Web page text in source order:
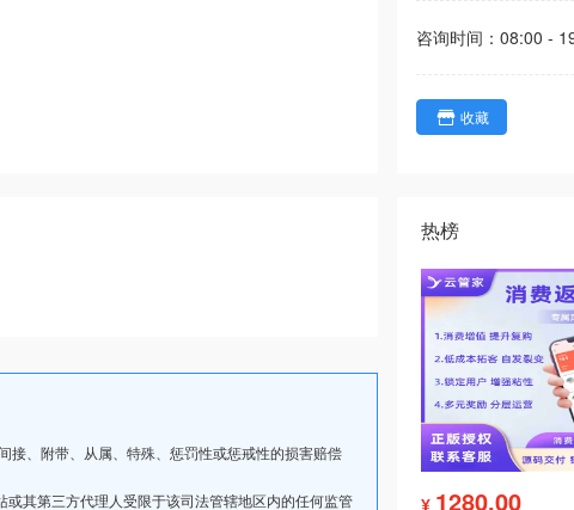
咨询时间： 08:00 -
收藏
接、附带、从属、特殊、惩罚性或惩戒性的损害赔偿
其第三方代理人受限于该司法管辖地区内的任何监管
热榜
¥ 1280.00